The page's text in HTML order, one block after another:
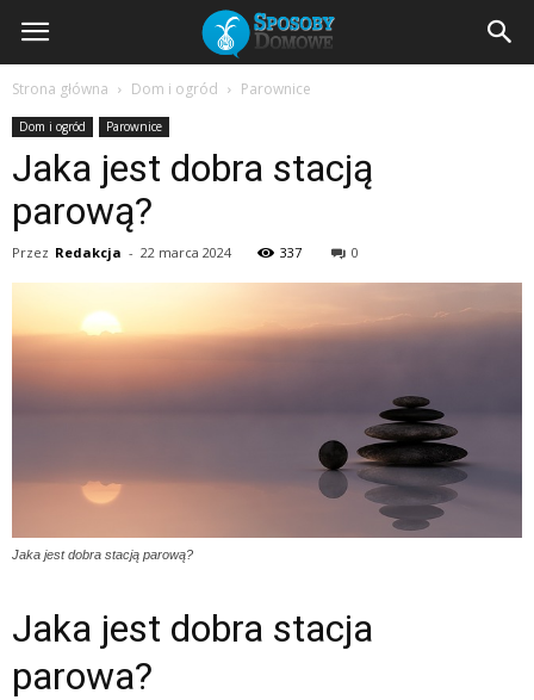
SposobyDomowe.pl
domowe
sposoby
urodę
Strona główna Dom i ogród Parownice
Dom i ogród Parownice
Jaka jest dobra stacją
parową?
Przez Redakcja - 22 marca 2024 337 0
Jaka jest dobra stacją parową?
Jaka jest dobra stacja
parowa?